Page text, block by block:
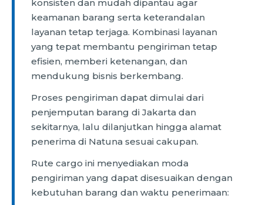
konsisten dan mudah dipantau agar
keamanan barang serta keterandalan
layanan tetap terjaga. Kombinasi layanan
yang tepat membantu pengiriman tetap
efisien, memberi ketenangan, dan
mendukung bisnis berkembang.
Proses pengiriman dapat dimulai dari
penjemputan barang di Jakarta dan
sekitarnya, lalu dilanjutkan hingga alamat
penerima di Natuna sesuai cakupan.
Rute cargo ini menyediakan moda
pengiriman yang dapat disesuaikan dengan
kebutuhan barang dan waktu penerimaan: